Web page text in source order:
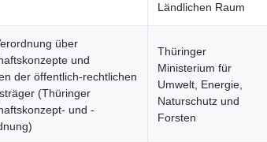
Ländlichen Raum
über
und
der öffentlich-rechtlichen
(Thüringer
und -
Thüringer
Ministerium für
Umwelt, Energie,
Naturschutz und
Forsten